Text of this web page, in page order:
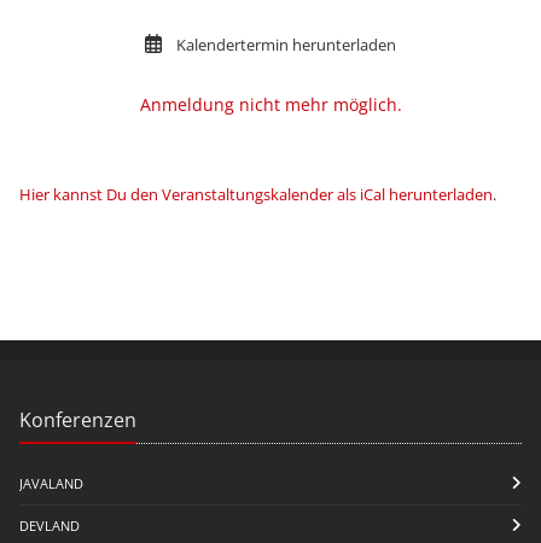
Kalendertermin herunterladen
Anmeldung nicht mehr möglich.
Hier kannst Du den Veranstaltungskalender als iCal herunterladen.
Konferenzen
JAVALAND
DEVLAND